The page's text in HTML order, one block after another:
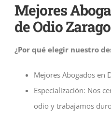
Mejores
de Odio
¿Por qué elegir nuestro
Mejores Abogados en
Especialización: Nos
odio y trabajamos